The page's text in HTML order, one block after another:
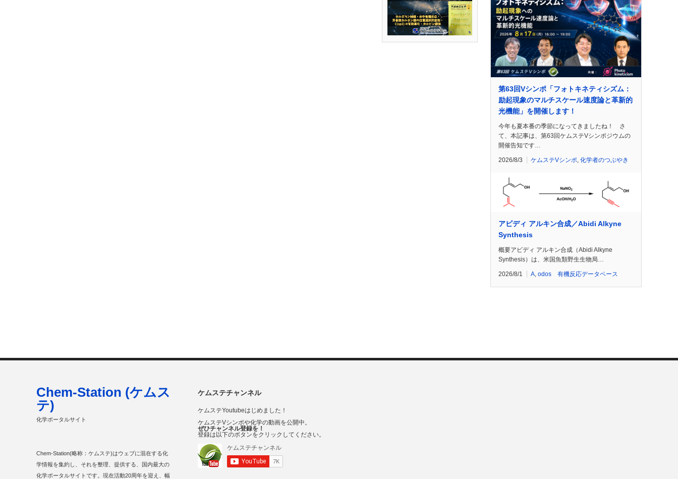
第63回Vシンポ「フォトキネティシズム：
励起現象のマルチスケール速度論と革新的
光機能」を開催します！
今年も夏本番の季節になってきましたね！ さ
て、本記事は、第63回ケムステVシンポジウムの
開催告知です…
2026/8/3 ケムステVシンポ, 化学者のつぶやき
アビディ アルキン合成／Abidi Alkyne
Synthesis
概要アビディ アルキン合成（Abidi Alkyne
Synthesis）は、米国魚類野生生物局…
2026/8/1 A, odos 有機反応データベース
ケムステチャンネル
ケムステYoutubeはじめました！
ケムステVシンポや化学の動画を公開中。
ぜひチャンネル登録を！
登録は以下のボタンをクリックしてください。
Chem-Station (ケムス
テ)
化学ポータルサイト
Chem-Station(略称：ケムステ)はウェブに混在する化
学情報を集約し、それを整理、提供する、国内最大の
化学ポータルサイトです。現在活動20周年を迎え、幅